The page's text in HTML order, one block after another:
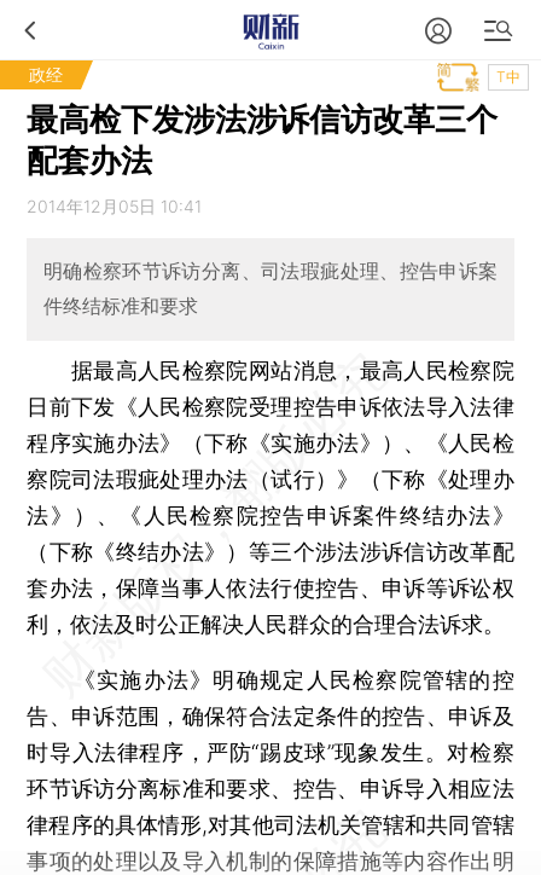
政经 T中
最高检下发涉法涉诉信访改革三个
配套办法
2014年12月05日 10:41
明确检察环节诉访分离、司法瑕疵处理、控告申诉案
件终结标准和要求
据最高人民检察院网站消息，最高人民检察院
日前下发《人民检察院受理控告申诉依法导入法律
程序实施办法》（下称《实施办法》）、《人民检
察院司法瑕疵处理办法（试行）》（下称《处理办
法》）、《人民检察院控告申诉案件终结办法》
（下称《终结办法》）等三个涉法涉诉信访改革配
套办法，保障当事人依法行使控告、申诉等诉讼权
利，依法及时公正解决人民群众的合理合法诉求。
《实施办法》明确规定人民检察院管辖的控
告、申诉范围，确保符合法定条件的控告、申诉及
时导入法律程序，严防“踢皮球”现象发生。对检察
环节诉访分离标准和要求、控告、申诉导入相应法
律程序的具体情形,对其他司法机关管辖和共同管辖
事项的处理以及导入机制的保障措施等内容作出明